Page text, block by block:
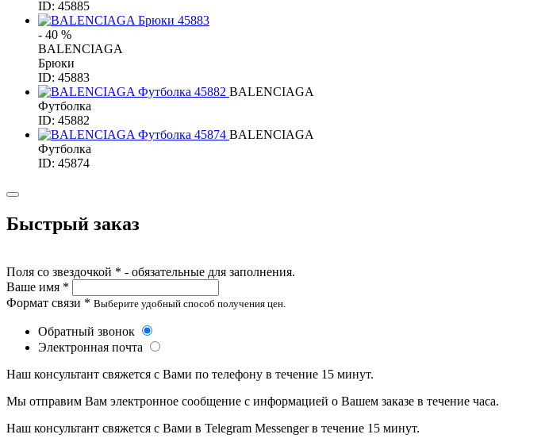
ID: 45885
- 40 %
BALENCIAGA
Брюки
ID: 45883
BALENCIAGA
Футболка
ID: 45882
BALENCIAGA
Футболка
ID: 45874
Быстрый заказ
Поля со звездочкой * - обязательные для заполнения.
Ваше имя *
Формат связи * Выберите удобный способ получения цен.
Обратный звонок
Электронная почта
Наш консультант свяжется с Вами по телефону в течение 15 минут.
Мы отправим Вам электронное сообщение с информацией о Вашем заказе в течение часа.
Наш консультант свяжется с Вами в Telegram Messenger в течение 15 минут.